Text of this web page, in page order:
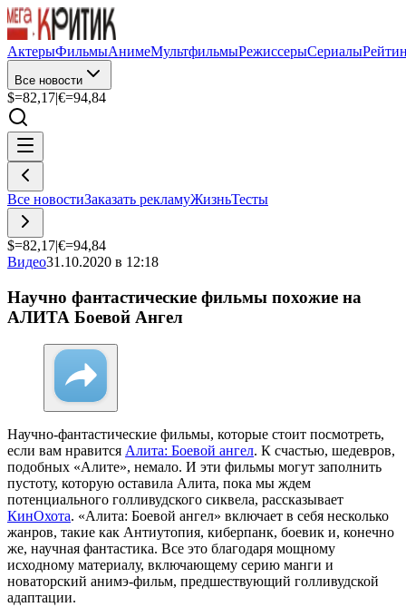
АктерыФильмыАнимеМультфильмыРежиссерыСериалы
Все новости
$=82,17|€=94,84
Все новостиЗаказать рекламуЖизньТесты
$=82,17|€=94,84
Видео31.10.2020 в 12:18
Научно фантастические фильмы похожие на
АЛИТА Боевой Ангел
Научно-фантастические фильмы, которые стоит посмотреть,
если вам нравится Алита: Боевой ангел. К счастью, шедевров,
подобных «Алите», немало. И эти фильмы могут заполнить
пустоту, которую оставила Алита, пока мы ждем
потенциального голливудского сиквела, рассказывает
КинОхота. «Алита: Боевой ангел» включает в себя несколько
жанров, такие как Антиутопия, киберпанк, боевик и, конечно
же, научная фантастика. Все это благодаря мощному
исходному материалу, включающему серию манги и
новаторский анимэ-фильм, предшествующий голливудской
адаптации.